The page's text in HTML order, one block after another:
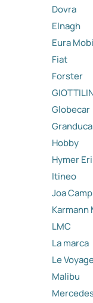
Dovra
Elnagh
Eura
Fiat
Forster
Globecar
Granduca
Hobby
Hymer
Itineo
Joa Camp
Karmann
LMC
La marca
Le
Malibu